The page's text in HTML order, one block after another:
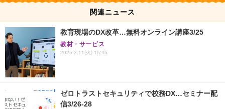
関連ニュース
教育現場のDX改革…無料オンライン講座3/25
教材・サービス
2025.3.11(火) 15:45
ゼロトラストセキュリティで校務DX…セミナー配
信3/26-28